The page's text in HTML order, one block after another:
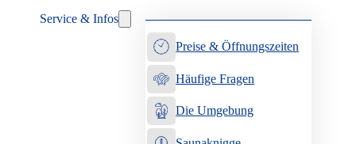
Service & Infos
Preise & Öffnungszeiten
Häufige Fragen
Die Umgebung